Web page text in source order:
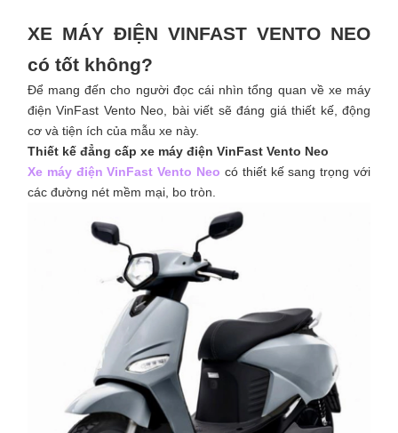
XE MÁY ĐIỆN VINFAST VENTO NEO
có tốt không?
Để mang đến cho người đọc cái nhìn tổng quan về xe máy
điện VinFast Vento Neo, bài viết sẽ đáng giá thiết kế, động
cơ và tiện ích của mẫu xe này.
Thiết kế đẳng cấp xe máy điện VinFast Vento Neo
Xe máy điện VinFast Vento Neo có thiết kế sang trọng với
các đường nét mềm mại, bo tròn.